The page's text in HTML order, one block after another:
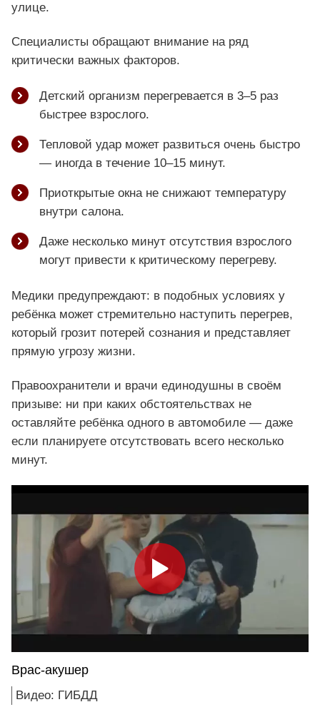
улице.
Специалисты обращают внимание на ряд
критически важных факторов.
Детский организм перегревается в 3–5 раз
быстрее взрослого.
Тепловой удар может развиться очень быстро
— иногда в течение 10–15 минут.
Приоткрытые окна не снижают температуру
внутри салона.
Даже несколько минут отсутствия взрослого
могут привести к критическому перегреву.
Медики предупреждают: в подобных условиях у
ребёнка может стремительно наступить перегрев,
который грозит потерей сознания и представляет
прямую угрозу жизни.
Правоохранители и врачи единодушны в своём
призыве: ни при каких обстоятельствах не
оставляйте ребёнка одного в автомобиле — даже
если планируете отсутствовать всего несколько
минут.
Врас-акушер
Видео: ГИБДД